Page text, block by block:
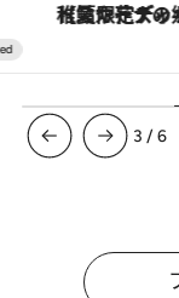
【夏限定ディナーコース】旬を迎える稚
3 /6